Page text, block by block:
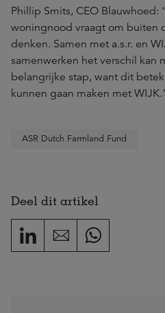
Phillip Smits, CEO Blauwhoed:
woningnood vraagt om buiten
denken. Samen met a.s.r. en
samenwerken het verschil kan
belangrijke stap, want dit
kunnen gaan maken met
ASR Dutch Farmland Fund
Deel dit artikel